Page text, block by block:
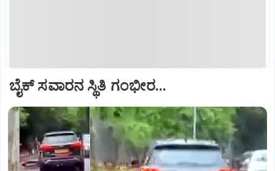
ಬೈಕ್ ಸವಾರನ ಸ್ಥಿತಿ ಗಂಭೀರ...